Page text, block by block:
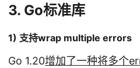
3. Go标准库
1) 支持wrap multiple errors
Go 1.20增加了一种将多个